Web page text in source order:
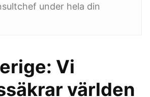
under hela din
Vi
världen